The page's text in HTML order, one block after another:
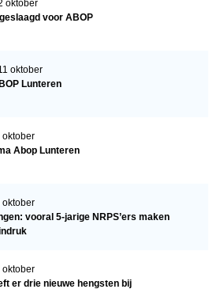
oktober
voor ABOP
oktober
Lunteren
oktober
Abop Lunteren
oktober
vooral 5-jarige NRPS’ers maken
oktober
er drie nieuwe hengsten bij